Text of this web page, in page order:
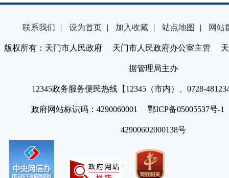
联系我们 | 设为首页 | 加入收藏 | 站点地图 | 网站
版权所有：天门市人民政府 天门市人民政府办公室主管 天
据管理局主办
12345政务服务便民热线【12345（市内）、0728-
政府网站标识码：4290060001 鄂ICP备05005537号
42900602000138号